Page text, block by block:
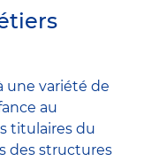
une variété de
au
titulaires du
des structures